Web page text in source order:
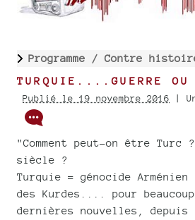
Programme / Contre
TURQUIE....GUERRE
Publié le 19 novembre 2016 |
"Comment peut-on être Turc
siècle ?
Turquie = génocide Arménien
des Kurdes.... pour
dernières nouvelles,